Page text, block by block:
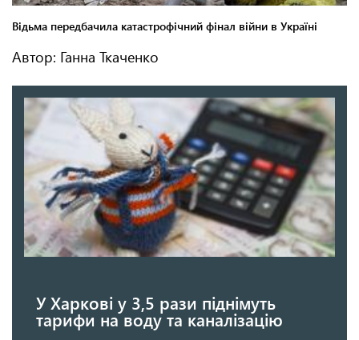
Автор: Ганна Ткаченко
У Харкові у 3,5 рази піднімуть
тарифи на воду та каналізацію